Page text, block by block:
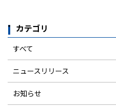
カテゴリ
すべて
ニュースリリース
お知らせ